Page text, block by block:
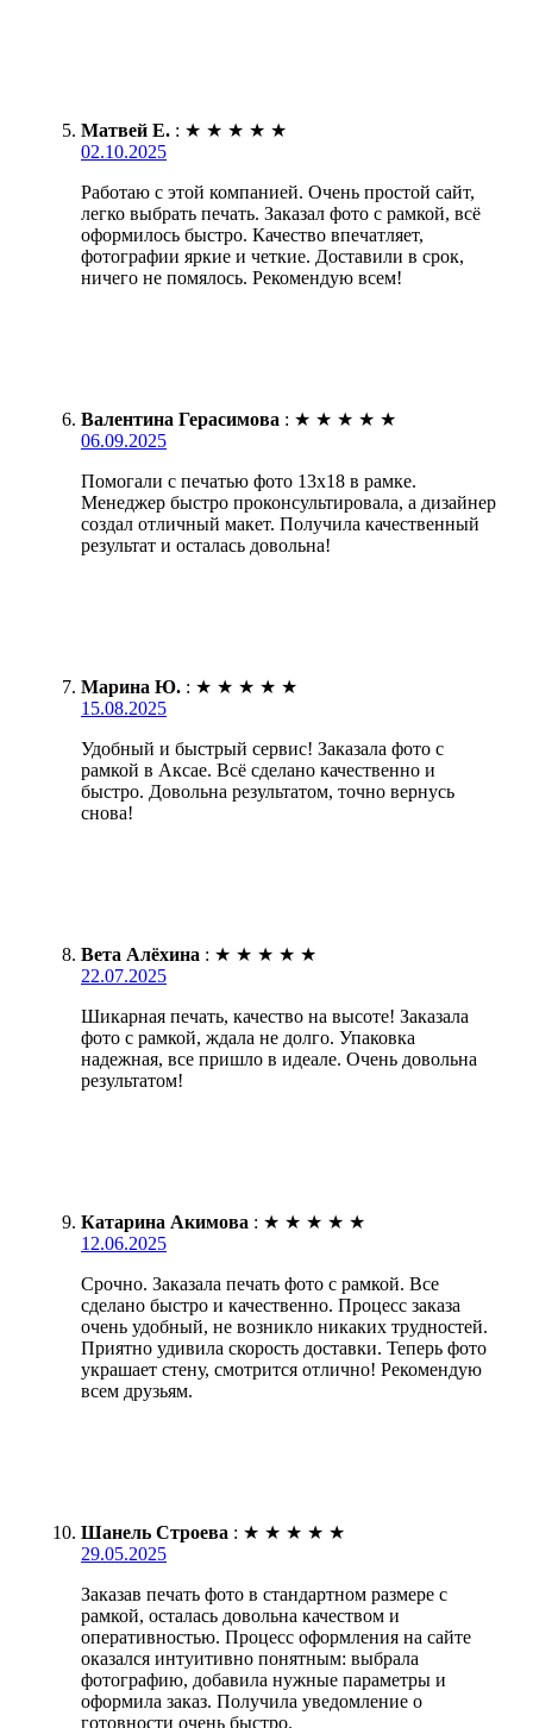
Матвей Е. : ★ ★ ★ ★ ★
02.10.2025
Работаю с этой компанией. Очень простой сайт,
легко выбрать печать. Заказал фото с рамкой, всё
оформилось быстро. Качество впечатляет,
фотографии яркие и четкие. Доставили в срок,
ничего не помялось. Рекомендую всем!
Валентина Герасимова : ★ ★ ★ ★ ★
06.09.2025
Помогали с печатью фото 13х18 в рамке.
Менеджер быстро проконсультировала, а дизайнер
создал отличный макет. Получила качественный
результат и осталась довольна!
Марина Ю. : ★ ★ ★ ★ ★
15.08.2025
Удобный и быстрый сервис! Заказала фото с
рамкой в Аксае. Всё сделано качественно и
быстро. Довольна результатом, точно вернусь
снова!
Вета Алёхина : ★ ★ ★ ★ ★
22.07.2025
Шикарная печать, качество на высоте! Заказала
фото с рамкой, ждала не долго. Упаковка
надежная, все пришло в идеале. Очень довольна
результатом!
Катарина Акимова : ★ ★ ★ ★ ★
12.06.2025
Срочно. Заказала печать фото с рамкой. Все
сделано быстро и качественно. Процесс заказа
очень удобный, не возникло никаких трудностей.
Приятно удивила скорость доставки. Теперь фото
украшает стену, смотрится отлично! Рекомендую
всем друзьям.
Шанель Строева : ★ ★ ★ ★ ★
29.05.2025
Заказав печать фото в стандартном размере с
рамкой, осталась довольна качеством и
оперативностью. Процесс оформления на сайте
оказался интуитивно понятным: выбрала
фотографию, добавила нужные параметры и
оформила заказ. Получила уведомление о
готовности очень быстро.